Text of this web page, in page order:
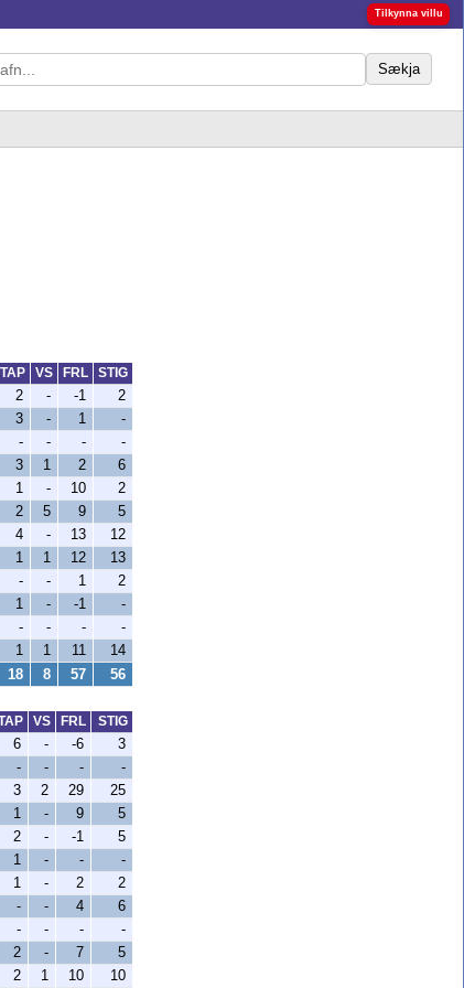
Tilkynna villu
Sækja
TAP VS FRL
STIG
2 - -1
2
3 - 1
-
- - -
-
3 1 2
6
1 - 10
2
2 5 9
5
4 - 13
12
1 1 12
13
- - 1
2
1 - -1
-
- - -
-
1 1 11 14
18 8 57 56
VS FRL
STIG
6 - -6
3
- - -
-
3 2 29
25
1 - 9
5
2 - -1
5
1 - -
-
1 - 2
2
- - 4
6
- - -
-
2 - 7
5
2 1 10 10